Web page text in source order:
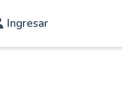
Ingresar